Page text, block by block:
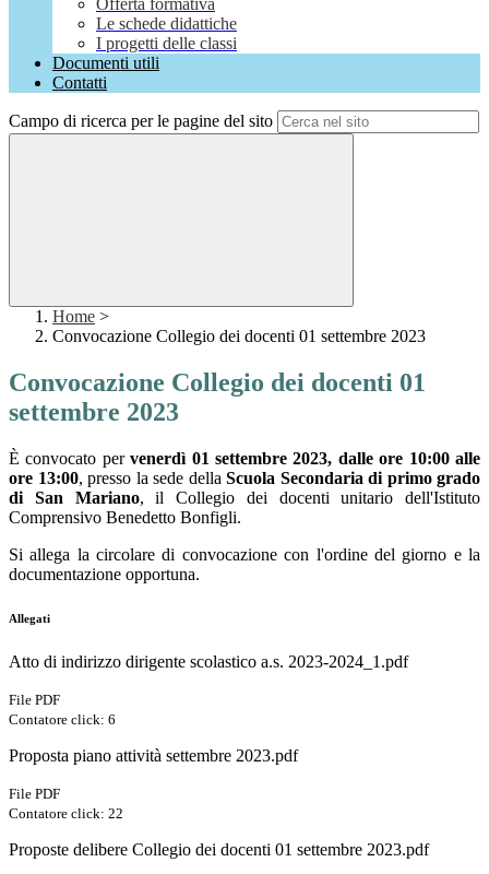
Offerta formativa
Le schede didattiche
I progetti delle classi
Documenti utili
Contatti
Campo di ricerca per le pagine del sito
Home >
Convocazione Collegio dei docenti 01 settembre 2023
Convocazione Collegio dei docenti 01
settembre 2023
È convocato pervenerdì 01 settembre 2023, dalle ore 10:00 alle
ore 13:00, presso la sede della Scuola Secondaria di primo grado
di San Mariano, il Collegio dei docenti unitario dell'Istituto
Comprensivo Benedetto Bonfigli.
Si allega la circolare di convocazione con l'ordine del giorno e la
documentazione opportuna.
Allegati
Atto di indirizzo dirigente scolastico a.s. 2023-2024_1.pdf
File PDF
Contatore click: 6
Proposta piano attività settembre 2023.pdf
File PDF
Contatore click: 22
Proposte delibere Collegio dei docenti 01 settembre 2023.pdf